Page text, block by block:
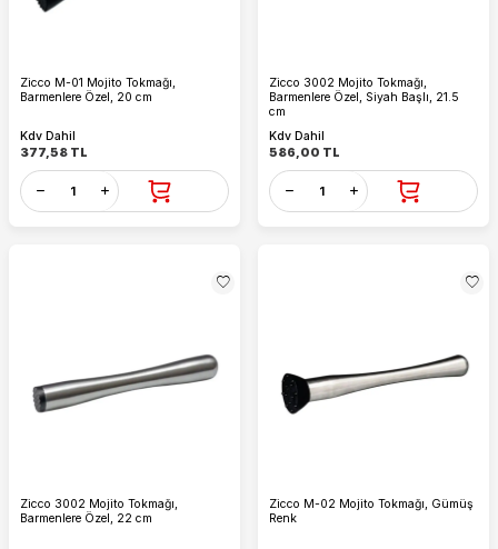
Zicco M-01 Mojito Tokmağı,
Barmenlere Özel, 20 cm
Kdv Dahil
377,58 TL
Zicco 3002 Mojito Tokmağı,
Barmenlere Özel, Siyah Başlı, 21.5
cm
Kdv Dahil
586,00 TL
Zicco 3002 Mojito Tokmağı,
Barmenlere Özel, 22 cm
Zicco M-02 Mojito Tokmağı, Gümüş
Renk